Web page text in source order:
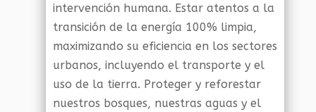
intervención humana. Estar atentos a la
transición de la energía 100% limpia,
maximizando su eficiencia en los sectores
urbanos, incluyendo el transporte y el
uso de la tierra. Proteger y reforestar
nuestros bosques, nuestras aguas y el